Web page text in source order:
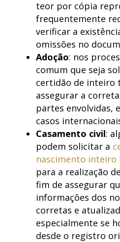
teor por cópia
frequentemente
verificar a
omissões no
Adoção: nos
comum que seja
certidão de inteiro
assegurar a
partes envolvidas,
casos
Casamento civil:
podem solicitar a
nascimento
para a realização
fim de assegurar
informações dos
corretas e
especialmente se
desde o registro